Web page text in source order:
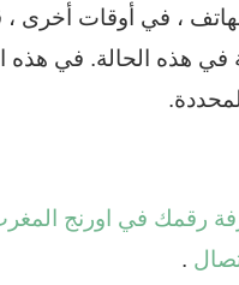
، في أوقات أخرى
في هذه الحالة. في هذه
رقمك في اورنج
.